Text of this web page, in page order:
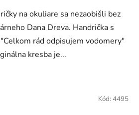
na okuliare sa nezaobišli bez
Dana Dreva. Handrička s
rád odpisujem vodomery"
kresba je...
Kód: 4495